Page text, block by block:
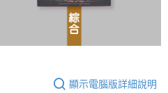
顯示電腦版詳細說明